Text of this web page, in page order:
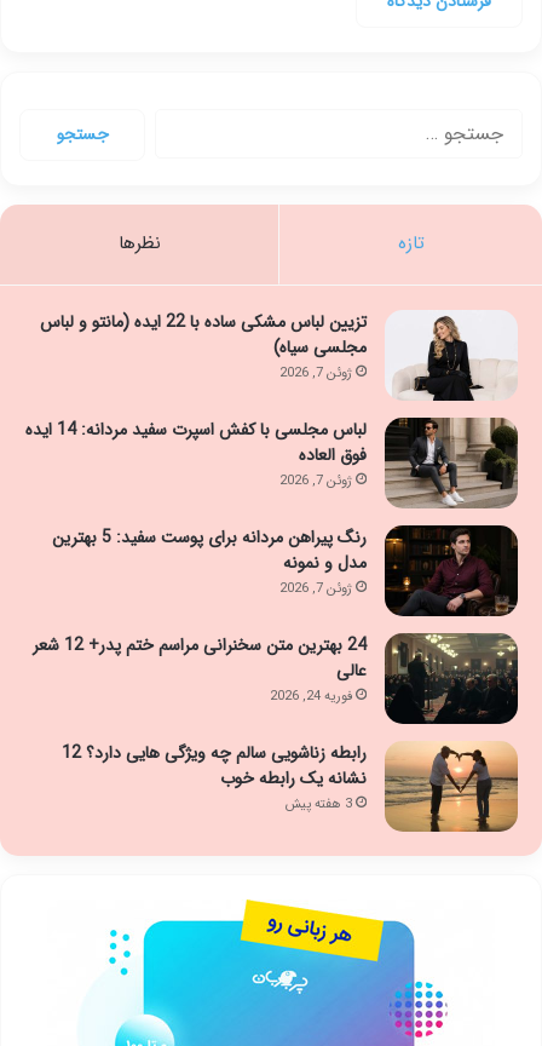
تازه نظرها
تزیین لباس مشکی ساده با 22 ایده (مانتو و لباس
مجلسی سیاه)
ژوئن 7, 2026
لباس مجلسی با کفش اسپرت سفید مردانه: 14 ایده
فوق العاده
ژوئن 7, 2026
رنگ پیراهن مردانه برای پوست سفید: 5 بهترین
مدل و نمونه
ژوئن 7, 2026
24 بهترین متن سخنرانی مراسم ختم پدر+ 12 شعر
عالی
فوریه 24, 2026
رابطه زناشویی سالم چه ویژگی هایی دارد؟ 12
نشانه یک رابطه خوب
3 هفته پیش